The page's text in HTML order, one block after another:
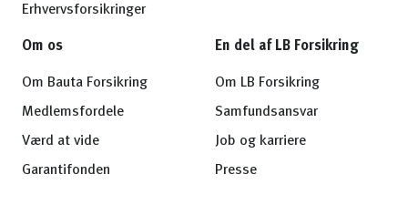
Erhvervsforsikringer
Om os
Om Bauta Forsikring
Medlemsfordele
Værd at vide
Garantifonden
En del af LB Forsikring
Om LB Forsikring
Samfundsansvar
Job og karriere
Presse